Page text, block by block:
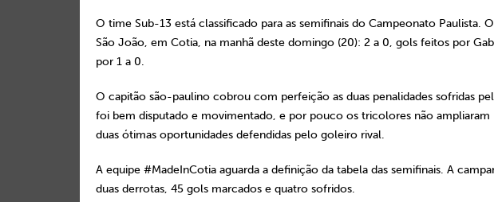
O time Sub-13 está classificado para as semifinais do Campeonato Paulista.
São João, em Cotia, na manhã deste domingo (20): 2 a 0, gols feitos por
por 1 a 0.
O capitão são-paulino cobrou com perfeição as duas penalidades sofridas
foi bem disputado e movimentado, e por pouco os tricolores não ampliaram
duas ótimas oportunidades defendidas pelo goleiro rival.
A equipe #MadeInCotia aguarda a definição da tabela das semifinais. A
duas derrotas, 45 gols marcados e quatro sofridos.